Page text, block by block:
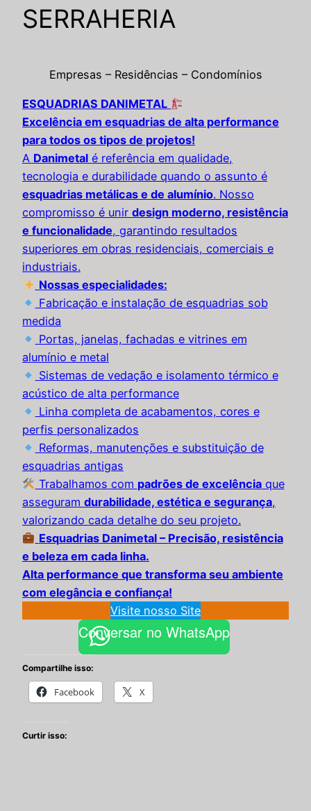
SERRAHERIA
Empresas – Residências – Condomínios
ESQUADRIAS DANIMETAL
Excelência em esquadrias de alta performance
para todos os tipos de projetos!
A Danimetal é referência em qualidade,
tecnologia e durabilidade quando o assunto é
esquadrias metálicas e de alumínio. Nosso
compromisso é unir design moderno, resistência
e funcionalidade, garantindo resultados
superiores em obras residenciais, comerciais e
industriais.
Nossas especialidades:
Fabricação e instalação de esquadrias sob
medida
Portas, janelas, fachadas e vitrines em
alumínio e metal
Sistemas de vedação e isolamento térmico e
acústico de alta performance
Linha completa de acabamentos, cores e
perfis personalizados
Reformas, manutenções e substituição de
esquadrias antigas
Trabalhamos com padrões de excelênciaque
asseguram durabilidade, estética e segurança,
valorizando cada detalhe do seu projeto.
Esquadrias Danimetal – Precisão, resistência
e beleza em cada linha.
Alta performance que transforma seu ambiente
com elegância e confiança!
SERRAHERIA
Visite nosso Site
Conversar no WhatsApp
Compartilhe isso:
Facebook X
Curtir isso: